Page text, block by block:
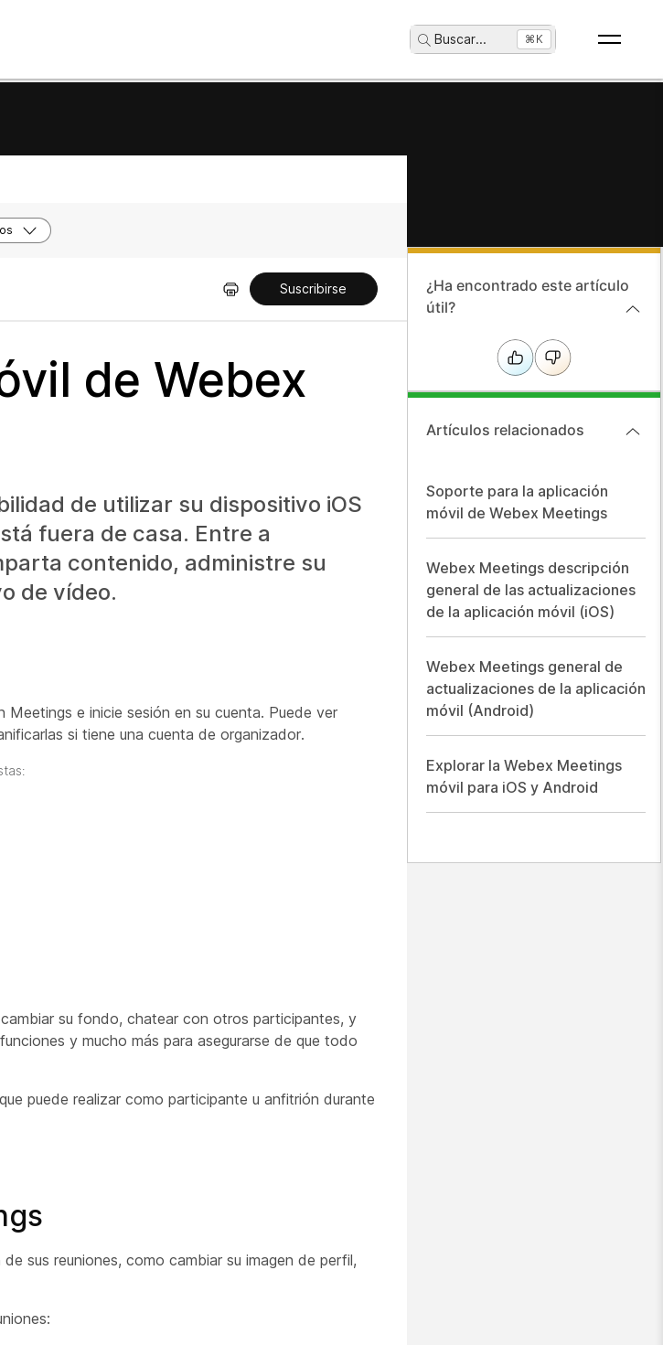
Buscar... ⌘K
Suscribirse
de Webex
de utilizar su dispositivo iOS
fuera de casa. Entre a
contenido, administre su
de vídeo.
e inicie sesión en su cuenta. Puede ver
si tiene una cuenta de organizador.
su fondo, chatear con otros participantes, y
y mucho más para asegurarse de que todo
puede realizar como participante u anfitrión durante
sus reuniones, como cambiar su imagen de perfil,
¿Ha encontrado este artículo
útil?
Artículos relacionados
Soporte para la aplicación
móvil de Webex Meetings
Webex Meetings descripción
general de las actualizaciones
de la aplicación móvil (iOS)
Webex Meetings general de
actualizaciones de la aplicación
móvil (Android)
Explorar la Webex Meetings
móvil para iOS y Android